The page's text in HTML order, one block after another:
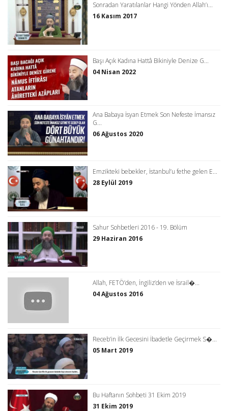
Sonradan Yaratılanlar Hangi Yönden Allah’ı...
16 Kasım 2017
Başı Açık Kadına Hattâ Bikiniyle Denize G...
04 Nisan 2022
Ana Babaya İsyan Etmek Son Nefeste İmansız
G...
06 Ağustos 2020
Emzikteki bebekler, İstanbul’u fethe gelen E...
28 Eylül 2019
Sahur Sohbetleri 2016 - 19. Bölüm
29 Haziran 2016
Allah, FETÖ’den, İngiliz’den ve İsrail�...
04 Ağustos 2016
Receb’in İlk Gecesini İbadetle Geçirmek S�...
05 Mart 2019
Bu Haftanın Sohbeti 31 Ekim 2019
31 Ekim 2019